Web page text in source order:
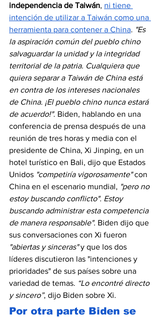
independencia de Taiwán, ni tiene
intención de utilizar a Taiwán como una
herramienta para contener a China. "Es
la aspiración común del pueblo chino
salvaguardar la unidad y la integridad
territorial de la patria. Cualquiera que
quiera separar a Taiwán de China está
en contra de los intereses nacionales
de China. ¡El pueblo chino nunca estará
de acuerdo!". Biden, hablando en una
conferencia de prensa después de una
reunión de tres horas y media con el
presidente de China, Xi Jinping, en un
hotel turístico en Bali, dijo que Estados
Unidos "competiría vigorosamente" con
China en el escenario mundial, "pero no
estoy buscando conflicto". Estoy
buscando administrar esta competencia
de manera responsable". Biden dijo que
sus conversaciones con Xi fueron
"abiertas y sinceras" y que los dos
líderes discutieron las "intenciones y
prioridades" de sus países sobre una
variedad de temas. “Lo encontré directo
y sincero”, dijo Biden sobre Xi.
Por otra parte Biden se